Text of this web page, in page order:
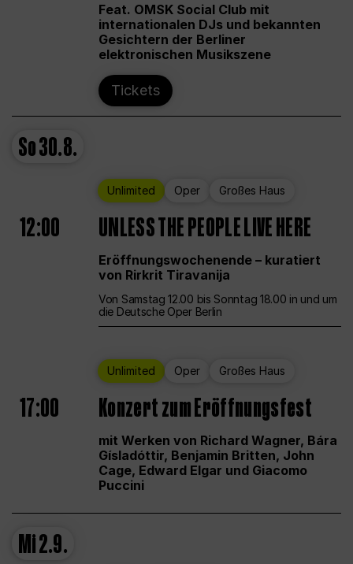
Feat. OMSK Social Club mit
internationalen DJs und bekannten
Gesichtern der Berliner
elektronischen Musikszene
Tickets
So30.8.
Unlimited Oper Großes Haus
12:00 UNLESS THE PEOPLE LIVE HERE
Eröffnungswochenende – kuratiert
von Rirkrit Tiravanija
Von Samstag 12.00 bis Sonntag 18.00 in und um
die Deutsche Oper Berlin
Unlimited Oper Großes Haus
17:00 Konzert zum Eröffnungsfest
mit Werken von Richard Wagner, Bára
Gísladóttir, Benjamin Britten, John
Cage, Edward Elgar und Giacomo
Puccini
Mi2.9.